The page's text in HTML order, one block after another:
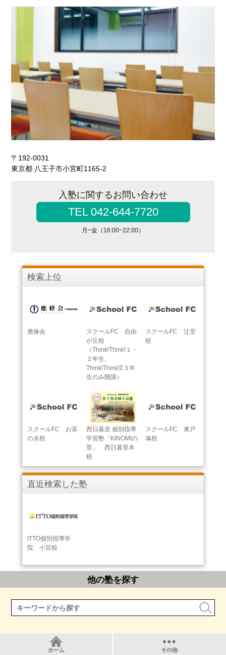
〒192-0031
東京都 八王子市小宮町1165-2
入塾に関するお問い合わせ
TEL 042-644-7720
月~金（16:00~22:00）
検索上位
應修会
スクールFC 自由
が丘校
（Think!Think!１・
２年生、
Think!Think!Σ３年
生のみ開講）
スクールFC 辻堂
校
スクールFC お茶
の水校
西日暮里 個別指導
学習塾「KINOMIの
里」 西日暮里本
校
スクールFC 東戸
塚校
直近検索した塾
ITTO個別指導学
院 小宮校
他の塾を探す
ホーム その他